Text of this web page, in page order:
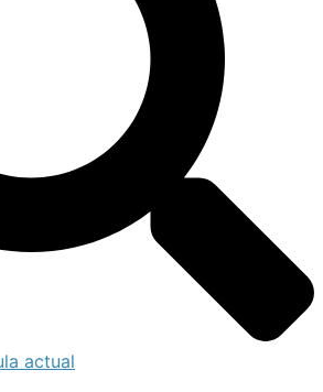
actual